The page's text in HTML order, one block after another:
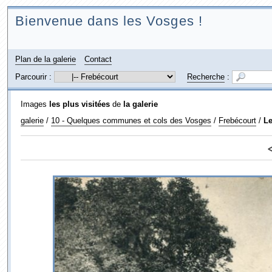
Bienvenue dans les Vosges !
Plan de la galerie
Contact
Parcourir :
Recherche:
Images les plus visitéesde la galerie
galerie/ 10 - Quelques communes et cols des Vosges / Frebécourt/